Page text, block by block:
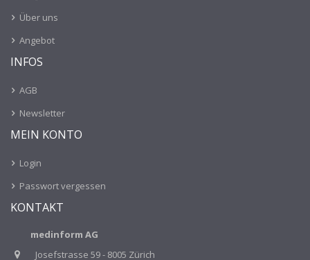
Über uns
Angebot
INFOS
AGB
Newsletter
MEIN KONTO
Login
Passwort vergessen
KONTAKT
medinform AG
Josefstrasse 59 - 8005 Zürich